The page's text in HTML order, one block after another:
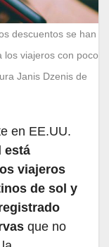
descuentos se han
los viajeros con poco
Janis Dzenis de
en EE.UU.
está
viajeros
de sol y
que no